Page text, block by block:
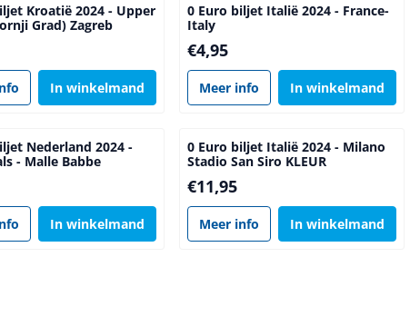
Kroatië 2024 - Upper
Grad) Zagreb
In winkelmand
0 Euro biljet Italië 2024 - France-
Italy
Prijs: 4,95
€4,95
Meer info In winkelmand
Nederland 2024 -
- Malle Babbe
In winkelmand
0 Euro biljet Italië 2024 - Milano
Stadio San Siro KLEUR
Prijs: 11,95
€11,95
Meer info In winkelmand